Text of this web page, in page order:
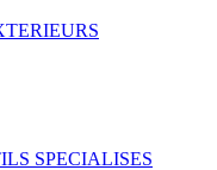
SPECIALISES